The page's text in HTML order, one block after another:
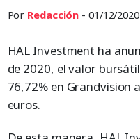
Por Redacción - 01/12/2020
HAL Investment ha
de 2020, el valor
76,72% en Grandvision
euros.